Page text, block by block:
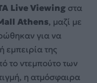
Live Viewing στα
Athens, μαζί με
για να
εμπειρία της
το ντεμπούτο των
η ατμόσφαιρα